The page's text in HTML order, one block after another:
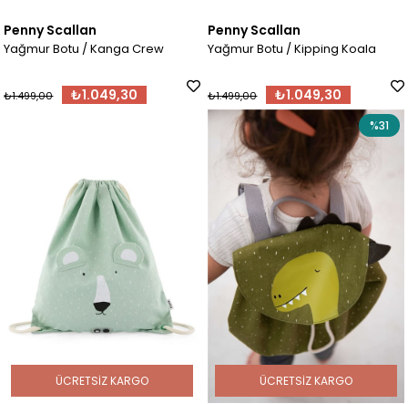
Penny Scallan
Yağmur Botu / Kanga Crew
₺1.049,30
₺1.499,00
Penny Scallan
Yağmur Botu / Kipping Koala
₺1.049,30
₺1.499,00
ÜCRETSIZ KARGO
%31
ÜCRETSIZ KARGO